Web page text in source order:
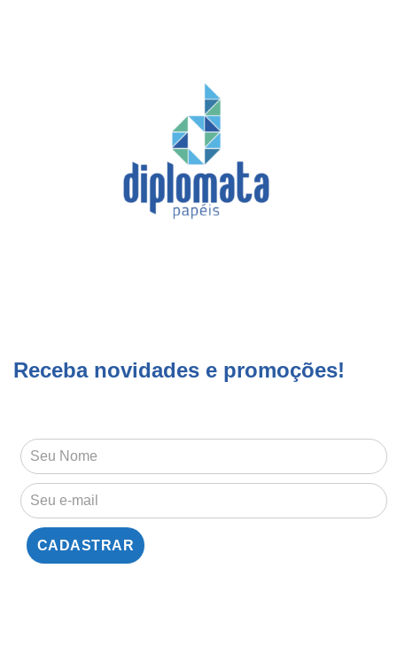
Receba novidades e promoções!